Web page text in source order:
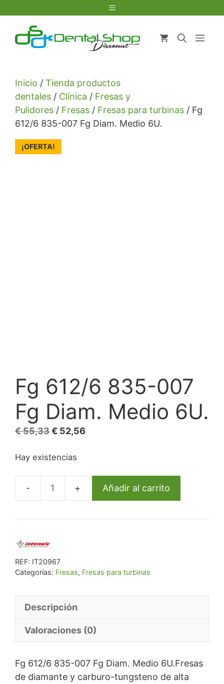
contenido
Menú
Inicio / Tienda productos
dentales / Clínica / Fresas y
Pulidores / Fresas / Fresas para turbinas / Fg
612/6 835-007 Fg Diam. Medio 6U.
¡OFERTA!
Fg 612/6 835-007
Fg Diam. Medio 6U.
€55,33El
original
€ 55,33.
€ 52,56
€ 52,56.
Hay existencias
835-
Medio
Añadir al carrito
REF: IT20967
Categorías: Fresas, Fresas para turbinas
Descripción
Valoraciones (0)
Fg 612/6 835-007 Fg Diam. Medio 6U.Fresas
de diamante y carburo-tungsteno de alta